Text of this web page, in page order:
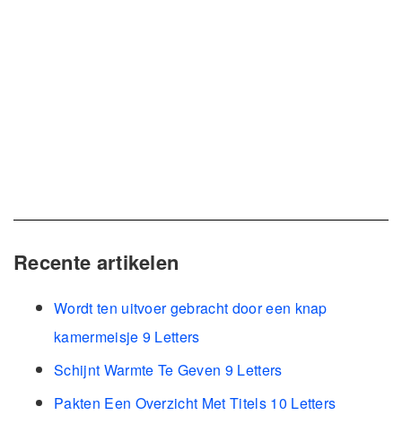
Recente artikelen
Wordt ten uitvoer gebracht door een knap
kamermeisje 9 Letters
Schijnt Warmte Te Geven 9 Letters
Pakten Een Overzicht Met Titels 10 Letters